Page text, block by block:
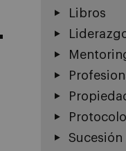
Libros
Sucesión